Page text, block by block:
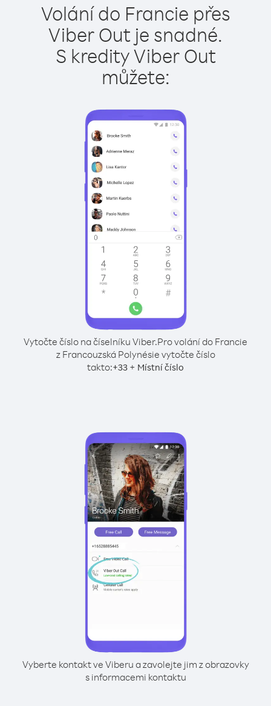
Volání do Francie přes
Viber Out je snadné.
S kredity Viber Out
můžete:
Vytočte číslo na číselníku Viber.Pro volání do Francie
z Francouzská Polynésie vytočte číslo
takto:+33 + Místní číslo
Vyberte kontakt ve Viberu a zavolejte jim z obrazovky
s informacemi kontaktu